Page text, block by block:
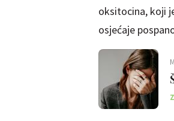
oksitocina, koji
osjećaje